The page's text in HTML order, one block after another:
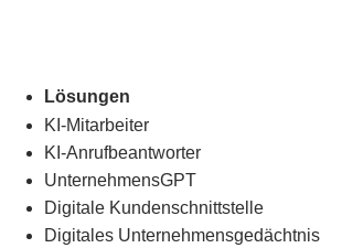
Lösungen
KI-Mitarbeiter
KI-Anrufbeantworter
UnternehmensGPT
Digitale Kundenschnittstelle
Digitales Unternehmensgedächtnis